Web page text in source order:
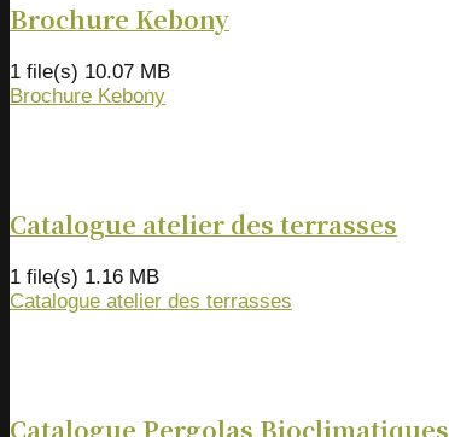
Brochure Kebony
1 file(s) 10.07 MB
Brochure Kebony
Catalogue atelier des terrasses
1 file(s) 1.16 MB
Catalogue atelier des terrasses
Catalogue Pergolas Bioclimatiques